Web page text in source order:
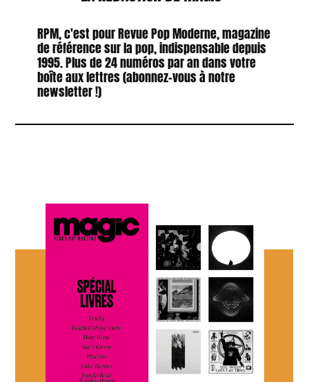
RPM, c'est pour Revue Pop Moderne, magazine
de référence sur la pop, indispensable depuis
1995. Plus de 24 numéros par an dans votre
boîte aux lettres (abonnez-vous à notre
newsletter !)